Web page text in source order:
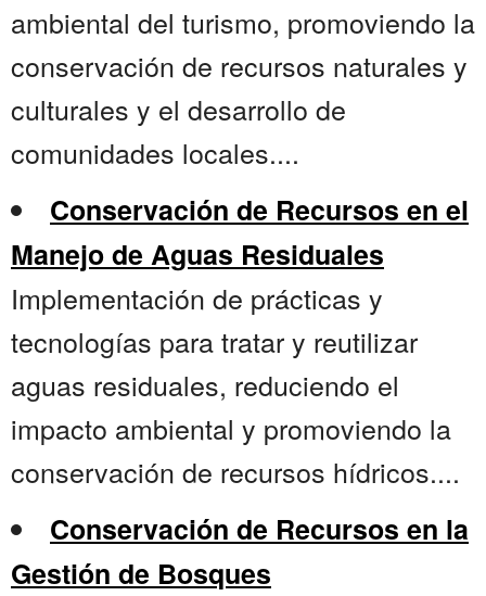
ambiental del turismo, promoviendo la
conservación de recursos naturales y
culturales y el desarrollo de
comunidades locales....
Conservación de Recursos en el
Manejo de Aguas Residuales
Implementación de prácticas y
tecnologías para tratar y reutilizar
aguas residuales, reduciendo el
impacto ambiental y promoviendo la
conservación de recursos hídricos....
Conservación de Recursos en la
Gestión de Bosques